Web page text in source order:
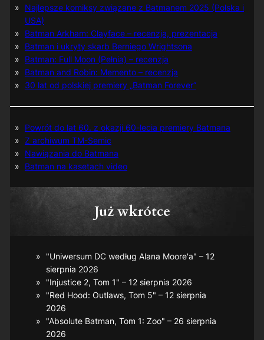
Najlepsze komiksy związane z Batmanem 2025 (Polska i
USA)
Batman Arkham: Clayface – recenzja, prezentacja
Batman i ukryty skarb Berniego Wrightsona
Batman: Full Moon (Pełnia) – recenzja
Batman and Robin: Memento – recenzja
30 lat od polskiej premiery „Batman Forever”
Powrót do lat 60. z okazji 60-lecia premiery Batmana
Z archiwum TM-Semic
Nawiązania do Batmana
Batman na kasetach video
Już wkrótce
"Uniwersum DC według Alana Moore'a" – 12
sierpnia 2026
"Injustice 2, Tom 1" – 12 sierpnia 2026
"Red Hood: Outlaws, Tom 5" – 12 sierpnia
2026
"Absolute Batman, Tom 1: Zoo" – 26 sierpnia
2026